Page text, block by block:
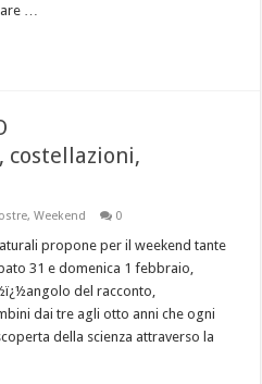
…
costellazioni,
,Weekend 0
propone per il weekend tante
31 e domenica 1 febbraio,
del racconto,
dai tre agli otto anni che ogni
della scienza attraverso la